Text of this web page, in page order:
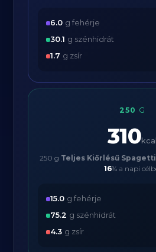
6.0 g fehérje
30.1 g szénhidrát
1.7 g zsír
250 G
310kcal
250 g Teljes Kiőrlésű
16% a napi
15.0 g fehérje
75.2 g szénhidrát
4.3 g zsír